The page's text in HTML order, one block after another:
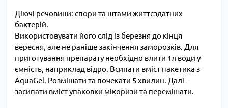
Діючі речовини: спори та штами життєздатних
бактерій.
Використовувати його слід із березня до кінця
вересня, але не раніше закінчення заморозків. Для
приготування препарату необхідно влити 1л води у
ємність, наприклад відро. Всипати вміст пакетика з
AquaGel. Розмішати та почекати 5 хвилин. Далі –
засипати вміст упаковки мікоризи та перемішати.